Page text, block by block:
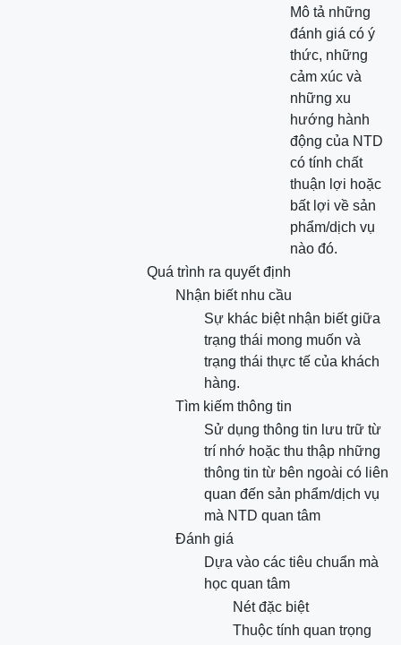
Mô tả những
đánh giá có ý
thức, những
cảm xúc và
những xu
hướng hành
động của NTD
có tính chất
thuận lợi hoặc
bất lợi về sản
phẩm/dịch vụ
nào đó.
Quá trình ra quyết định
Nhận biết nhu cầu
Sự khác biệt nhận biết giữa
trạng thái mong muốn và
trạng thái thực tế của khách
hàng.
Tìm kiếm thông tin
Sử dụng thông tin lưu trữ từ
trí nhớ hoặc thu thập những
thông tin từ bên ngoài có liên
quan đến sản phẩm/dịch vụ
mà NTD quan tâm
Đánh giá
Dựa vào các tiêu chuẩn mà
học quan tâm
Nét đặc biệt
Thuộc tính quan trọng